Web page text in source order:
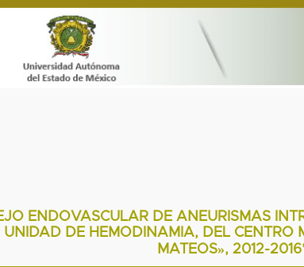
ENDOVASCULAR DE ANEURISMAS
UNIDAD DE HEMODINAMIA, DEL CENTRO
MATEOS», 2012-